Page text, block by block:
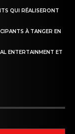
QUI RÉALISERONT
À TANGER EN
ENTERTAINMENT ET